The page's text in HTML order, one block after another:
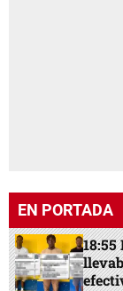
EN PORTADA